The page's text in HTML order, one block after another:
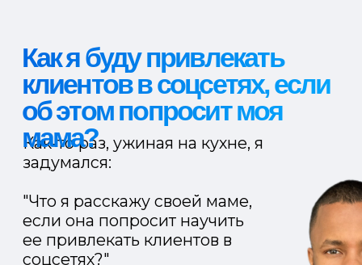
Как-то раз, ужиная на кухне, я
задумался:
"Что я расскажу своей маме,
если она попросит научить
ее привлекать клиентов в
клиентов в соцсетях, если
об этом попросит моя
мама?
Сидя рядом за одним
столом, что я предложу.
В итоге, я решил создать